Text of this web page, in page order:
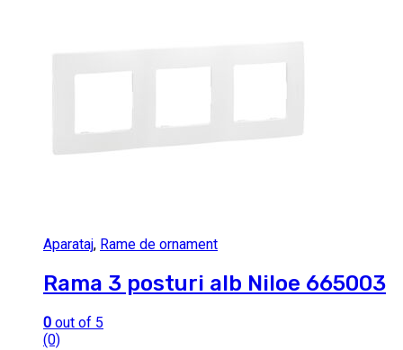
Aparataj, Rame de ornament
Rama 3 posturi alb Niloe 665003
0 out of 5
(0)